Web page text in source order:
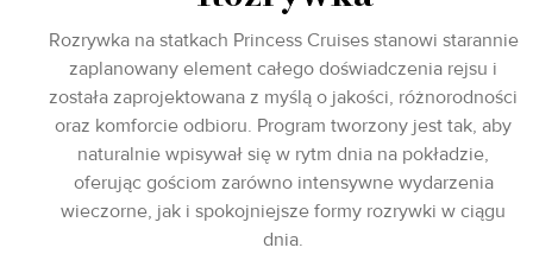
Rozrywka na statkach Princess Cruises stanowi starannie
zaplanowany element całego doświadczenia rejsu i
została zaprojektowana z myślą o jakości, różnorodności
oraz komforcie odbioru. Program tworzony jest tak, aby
naturalnie wpisywał się w rytm dnia na pokładzie,
oferując gościom zarówno intensywne wydarzenia
wieczorne, jak i spokojniejsze formy rozrywki w ciągu
dnia.